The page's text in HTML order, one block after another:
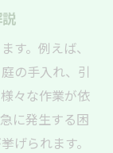
す。例えば、
の手入れ、引
々な作業が依
に発生する困
げられます。